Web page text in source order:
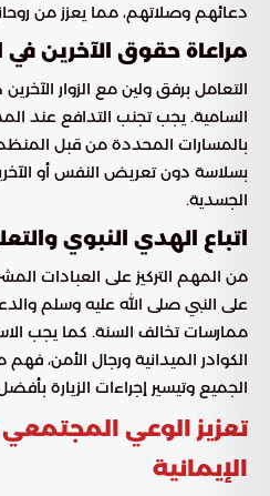
دعائهم وصلاتهم، مما يعزز من
مراعاة حقوق الآخرين في
التعامل برفق ولين مع الزوار
السامية. يجب تجنب التدافع عند
بالمسارات المحددة من قبل
بسلاسة دون تعريض النفس أو
الجسدية.
اتباع الهدي النبوي
من المهم التركيز على العبادات
على النبي صلى الله عليه وسلم
ممارسات تخالف السنة. كما يجب
الكوادر الميدانية ورجال الأمن،
الجميع وتيسير إجراءات الزيارة
تعزيز الوعي المجتمعي
الإيمانية